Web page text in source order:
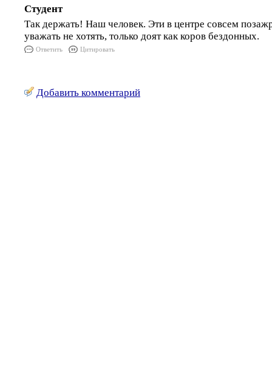
Студент
Так держать! Наш человек. Эти в центре совсем
уважать не хотять, только доят как коров бездонных.
Ответить Цитировать
Добавить комментарий